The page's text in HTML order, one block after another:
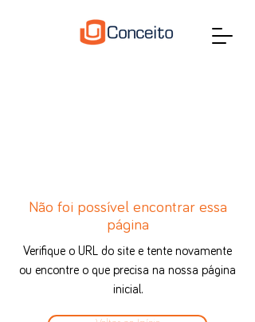
Não foi possível encontrar essa
página
Verifique o URL do site e tente novamente
ou encontre o que precisa na nossa página
inicial.